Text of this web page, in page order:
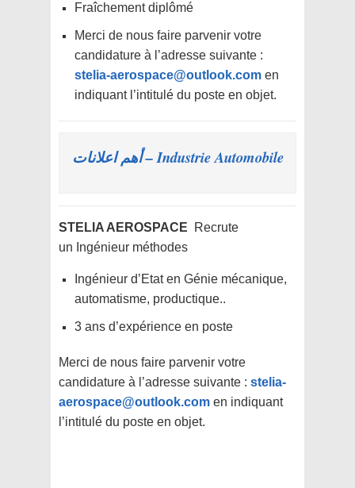
Fraîchement diplômé
Merci de nous faire parvenir votre
candidature à l’adresse suivante :
stelia-aerospace@outlook.com en
indiquant l’intitulé du poste en objet.
Industrie Automobile – أهم اعلانات
STELIA AEROSPACE
Recrute
un Ingénieur méthodes
Ingénieur d’Etat en Génie mécanique,
automatisme, productique..
3 ans d’expérience en poste
Merci de nous faire parvenir votre
candidature à l’adresse suivante : stelia-
aerospace@outlook.com en indiquant
l’intitulé du poste en objet.